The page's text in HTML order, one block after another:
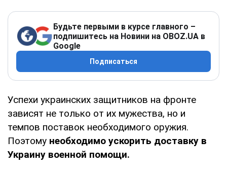
Будьте первыми в курсе главного –
подпишитесь на Новини на OBOZ.UA в
Google
Подписаться
Успехи украинских защитников на фронте
зависят не только от их мужества, но и
темпов поставок необходимого оружия.
Поэтому необходимо ускорить доставку в
Украину военной помощи.